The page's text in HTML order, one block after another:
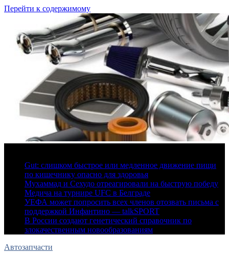
Перейти к содержимому
Gut: слишком быстрое или медленное движение пищи
по кишечнику опасно для здоровья
Мухаммад и Сехудо отреагировали на быструю победу
Медича на турнире UFC в Белграде
УЕФА может попросить всех членов отозвать письма с
поддержкой Инфантино — talkSPORT
В России создают генетический справочник по
злокачественным новообразованиям
Автозапчасти